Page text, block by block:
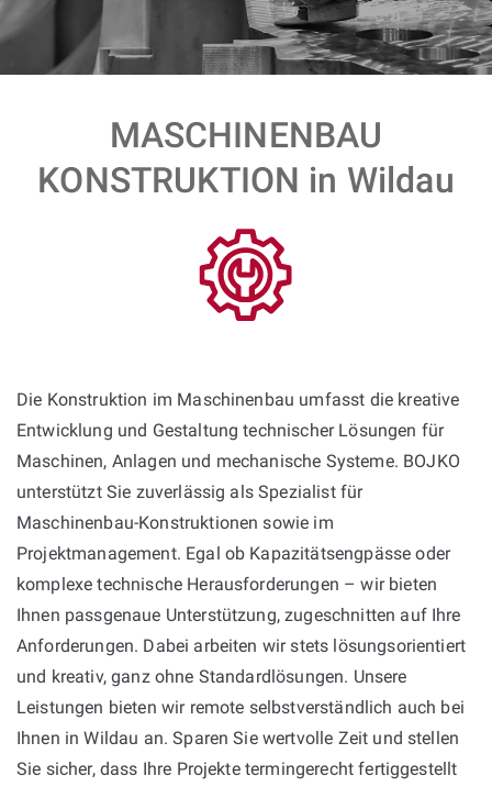
MASCHINENBAU
KONSTRUKTION in Wildau
Die Konstruktion im Maschinenbau umfasst die kreative
Entwicklung und Gestaltung technischer Lösungen für
Maschinen, Anlagen und mechanische Systeme. BOJKO
unterstützt Sie zuverlässig als Spezialist für
Maschinenbau-Konstruktionen sowie im
Projektmanagement. Egal ob Kapazitätsengpässe oder
komplexe technische Herausforderungen – wir bieten
Ihnen passgenaue Unterstützung, zugeschnitten auf Ihre
Anforderungen. Dabei arbeiten wir stets lösungsorientiert
und kreativ, ganz ohne Standardlösungen. Unsere
Leistungen bieten wir remote selbstverständlich auch bei
Ihnen in Wildau an. Sparen Sie wertvolle Zeit und stellen
Sie sicher, dass Ihre Projekte termingerecht fertiggestellt